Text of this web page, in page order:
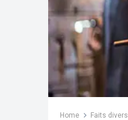
Home Faits divers